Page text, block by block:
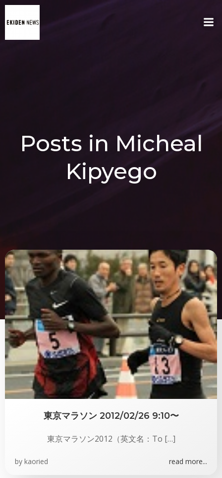
Posts in Micheal
Kipyego
東京マラソン 2012/02/26 9:10〜
東京マラソン2012（英文名：To […]
by kaoried read more...